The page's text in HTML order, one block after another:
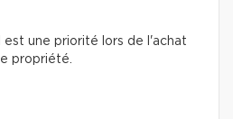
est une priorité lors de l'achat
propriété.